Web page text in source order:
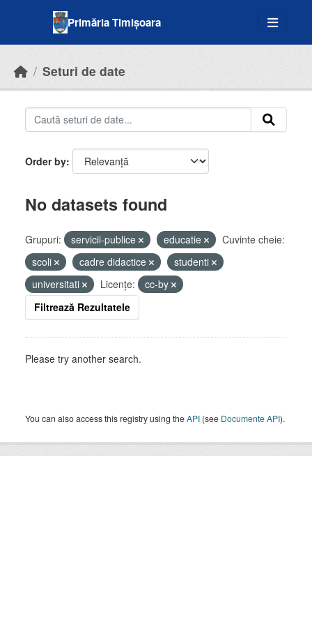
Primăria Timișoara
Seturi de date
Order by
No datasets found
Grupuri: servicii-publice educatie
Cuvinte cheie:
scoli
cadre didactice
studenti
universitati
Licenţe:
cc-by
Filtrează Rezultatele
Please try another search.
You can also access this registry using theAPI (see Documente API).